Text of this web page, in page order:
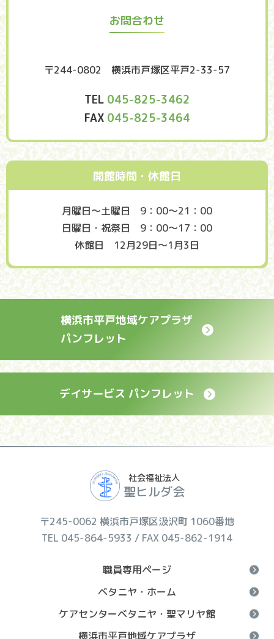
お問合わせ
〒244-0802 横浜市戸塚区平戸2-33-57
TEL045-825-3462
FAX045-825-3464
開館時間・休館日
月曜日～土曜日 9：00～21：00
日曜日・祝祭日 9：00～17：00
休館日 12月29日〜1月3日
横浜市平戸地域ケアプラザ
パンフレット
デイサービス パンフレット
社会福祉法人
聖ヒルダ会
〒245-0062 横浜市戸塚区汲沢町 1060番地
TEL 045-864-5933 / FAX 045-862-1914
職員専用ページ
ベタニヤ・ホーム
ケアセンターベタニヤ・聖マリヤ館
横浜市平戸地域ケアプラザ